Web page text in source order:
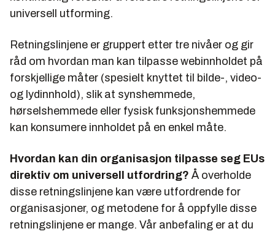
universell utforming.
Retningslinjene er gruppert etter tre nivåer og gir
råd om hvordan man kan tilpasse webinnholdet på
forskjellige måter (spesielt knyttet til bilde-, video-
og lydinnhold), slik at synshemmede,
hørselshemmede eller fysisk funksjonshemmede
kan konsumere innholdet på en enkel måte.
Hvordan kan din organisasjon tilpasse seg EUs
direktiv om universell utfordring? Å overholde
disse retningslinjene kan være utfordrende for
organisasjoner, og metodene for å oppfylle disse
retningslinjene er mange. Vår anbefaling er at du